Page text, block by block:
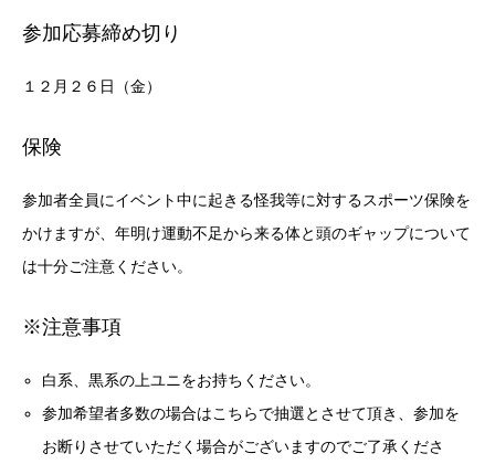
参加応募締め切り
１２月２６日（金）
保険
参加者全員にイベント中に起きる怪我等に対するスポーツ保険を
かけますが、年明け運動不足から来る体と頭のギャップについて
は十分ご注意ください。
※注意事項
白系、黒系の上ユニをお持ちください。
参加希望者多数の場合はこちらで抽選とさせて頂き、参加を
お断りさせていただく場合がございますのでご了承くださ